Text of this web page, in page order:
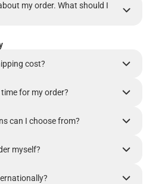
my order. What should I
cost?
for my order?
can I choose from?
myself?